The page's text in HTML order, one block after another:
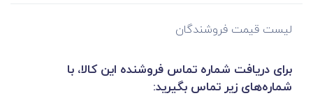
لیست قیمت فروشندگان
برای دریافت شماره تماس فروشنده این کالا، با
شماره‌های زیر تماس بگیرید: